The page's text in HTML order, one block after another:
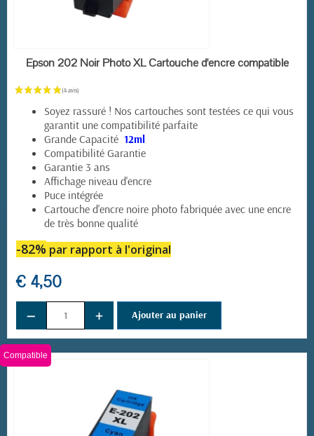
EN STOCK
Epson 202 Noir Photo XL Cartouche d'encre compatible
Soyez rassuré ! Nos cartouches sont testées ce qui vous
garantit une compatibilité parfaite
Grande Capacité 12ml
Compatibilité Garantie
Garantie 3 ans
Affichage niveau d'encre
Puce intégrée
Cartouche d'encre noire photo fabriquée avec une encre
de très bonne qualité
-82% par rapport à l'original
€ 4,50
− + Ajouter au panier
Compatible